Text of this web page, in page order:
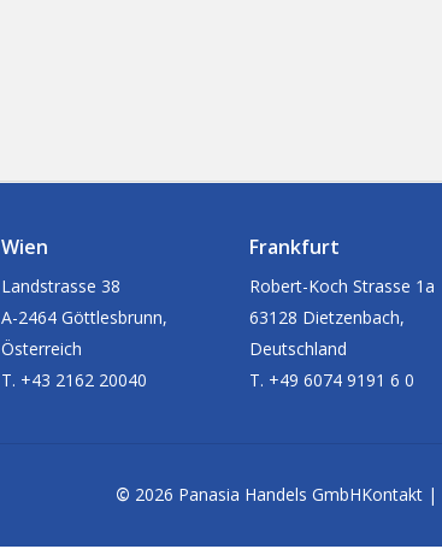
Wien
Landstrasse 38
A-2464 Göttlesbrunn,
Österreich
T. +43 2162 20040
Frankfurt
Robert-Koch Strasse 1a
63128 Dietzenbach,
Deutschland
T. +49 6074 9191 6 0
© 2026 Panasia Handels GmbHKontakt |